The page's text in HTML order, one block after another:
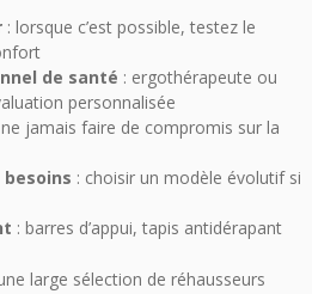
: lorsque c’est possible, testez le
de santé : ergothérapeute ou
personnalisée
ne jamais faire de compromis sur la
besoins : choisir un modèle évolutif si
: barres d’appui, tapis antidérapant
large sélection de réhausseurs